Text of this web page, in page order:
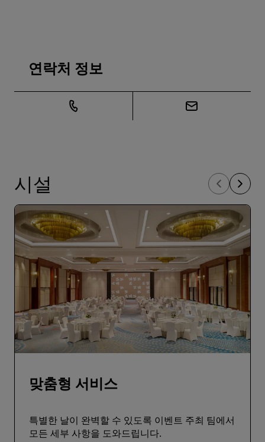
연락처 정보
시설
맞춤형 서비스
특별한 날이 완벽할 수 있도록 이벤트 주최 팀에서
모든 세부 사항을 도와드립니다.